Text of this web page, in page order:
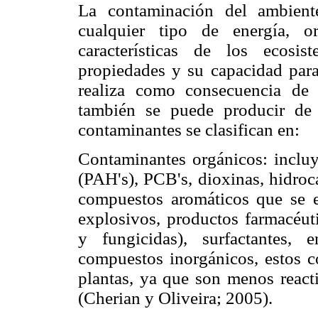
La contaminación del
cualquier tipo de energía,
características de los
propiedades y su capacidad
realiza como consecuencia
también se puede producir
contaminantes se clasifican en:
Contaminantes orgánicos:
(PAH's), PCB's, dioxinas,
compuestos aromáticos que
explosivos, productos
y fungicidas), surfactantes,
compuestos inorgánicos, estos
plantas, ya que son menos
(Cherian y Oliveira; 2005).